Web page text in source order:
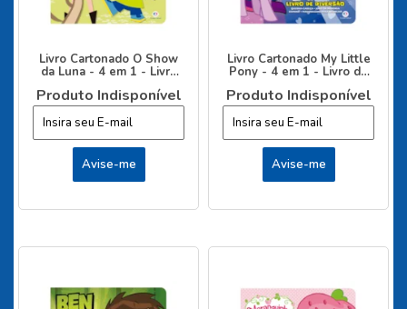
Livro Cartonado O Show
da Luna - 4 em 1 - Livro
Produto Indisponível
Livro Cartonado My Little
Pony - 4 em 1 - Livro de
Produto Indisponível